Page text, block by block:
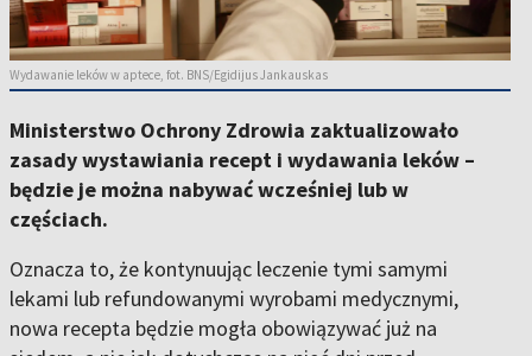
Wydawanie leków w aptece, fot. BNS/Egidijus Jankauskas
Ministerstwo Ochrony Zdrowia zaktualizowało
zasady wystawiania recept i wydawania leków –
będzie je można nabywać wcześniej lub w
częściach.
Oznacza to, że kontynuując leczenie tymi samymi
lekami lub refundowanymi wyrobami medycznymi,
nowa recepta będzie mogła obowiązywać już na